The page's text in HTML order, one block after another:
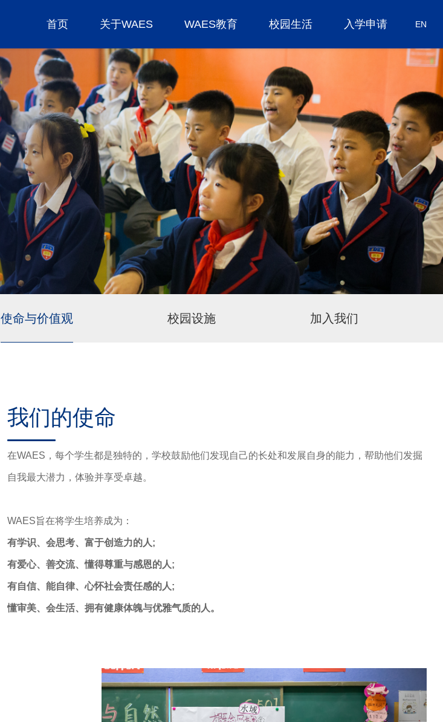
EN
首页 关于WAES WAES教育 校园生活 入学申请
使命与价值观 校园设施 加入我们
我们的使命
在WAES，每个学生都是独特的，学校鼓励他们发现自己的长处和发展自身的能力，帮助他们发掘
自我最大潜力，体验并享受卓越。
WAES旨在将学生培养成为：
有学识、会思考、富于创造力的人;
有爱心、善交流、懂得尊重与感恩的人;
有自信、能自律、心怀社会责任感的人;
懂审美、会生活、拥有健康体魄与优雅气质的人。
元文化，塑造学生健全人格，激发他们的创造力，充分尊重他们的个性发展，让每一个孩子健康成
长，全面发展，培养他们成为具有开阔视野、能适应并改变未来的终身学习者。